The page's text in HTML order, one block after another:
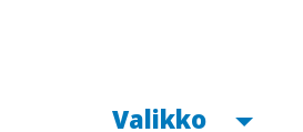
Avaa
Valikko